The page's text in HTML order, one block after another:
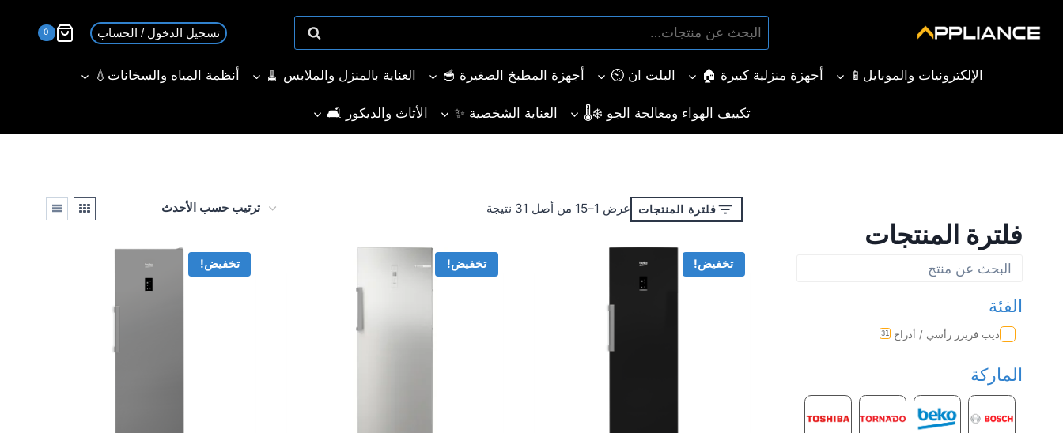
البحث
عن:
بحث تسجيل الدخول / الحساب 0
الإلكترونيات والموبايل📱 أجهزة منزلية كبيرة 🏠 البلت ان ⏲️ أجهزة المطبخ الصغيرة 🥣 العناية بالمنزل والملابس 🧹 أنظمة المياه والسخانات💧
تكييف الهواء ومعالجة الجو ❄️🌡️ العناية الشخصية ✨ الأثاث والديكور 🛋️
فلترة المنتجات عرض 1–15 من أصل 31 نتيجة
تم
حسب
الأحدث
تخفيض! تخفيض! تخفيض!
فلترة المنتجات
الفئة
ديب فريزر رأسي / أدراج 31
الماركة